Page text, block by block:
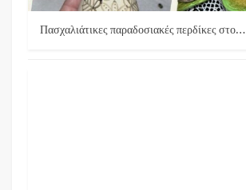
Πασχαλιάτικες παραδοσιακές περδίκες στο…